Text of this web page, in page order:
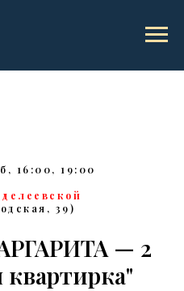
16:00, 19:00
39)
— 2